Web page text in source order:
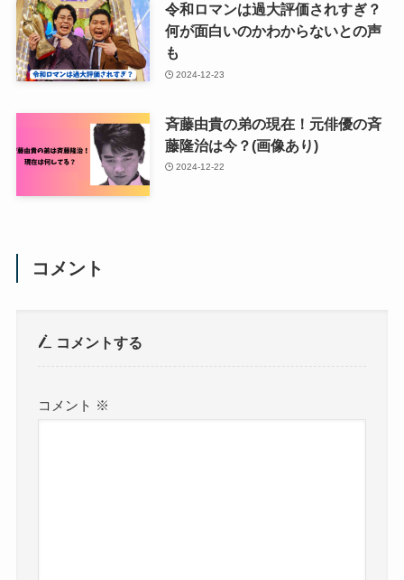
令和ロマンは過大評価されすぎ？
何が面白いのかわからないとの声
も
2024-12-23
斉藤由貴の弟の現在！元俳優の斉
藤隆治は今？(画像あり)
2024-12-22
コメント
コメントする
コメント ※